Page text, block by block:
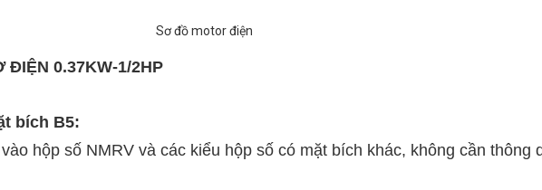
Sơ đồ motor điện
ĐIỆN 0.37KW-1/2HP
bích B5:
hộp số NMRV và các kiểu hộp số có mặt bích khác, không cần thông